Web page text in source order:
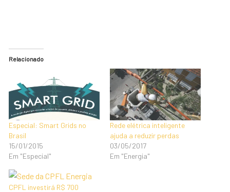
Relacionado
Especial: Smart Grids no
Brasil
15/01/2015
Em "Especial"
Rede elétrica inteligente
ajuda a reduzir perdas
03/05/2017
Em "Energia"
CPFL investirá R$ 700